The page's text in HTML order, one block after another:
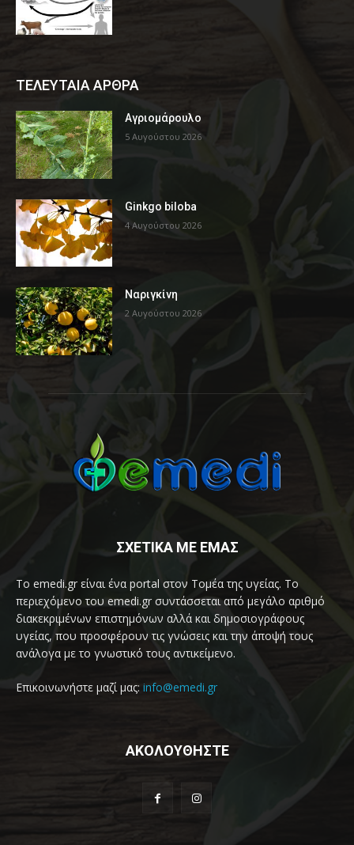
ΤΕΛΕΥΤΑΙΑ ΑΡΘΡΑ
Αγριομάρουλο
5 Αυγούστου 2026
Ginkgo biloba
4 Αυγούστου 2026
Ναριγκίνη
2 Αυγούστου 2026
ΣΧΕΤΙΚΑ ΜΕ ΕΜΑΣ
Το emedi.gr είναι ένα portal στον Τομέα της υγείας. Το
περιεχόμενο του emedi.gr συντάσσεται από μεγάλο αριθμό
διακεκριμένων επιστημόνων αλλά και δημοσιογράφους
υγείας, που προσφέρουν τις γνώσεις και την άποψή τους
ανάλογα με το γνωστικό τους αντικείμενο.
Επικοινωνήστε μαζί μας: info@emedi.gr
ΑΚΟΛΟΥΘΗΣΤΕ